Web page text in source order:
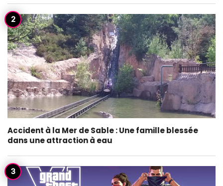
Accident à la Mer de Sable : Une famille blessée
dans une attraction à eau